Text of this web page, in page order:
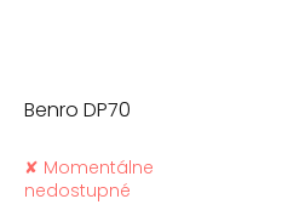
Benro DP70
✘ Momentálne
nedostupné